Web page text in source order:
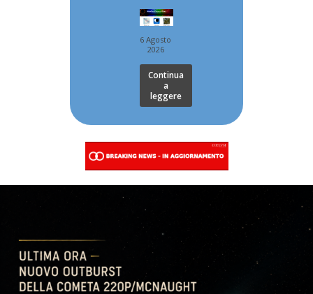
6 Agosto
2026
Continua
a
leggere